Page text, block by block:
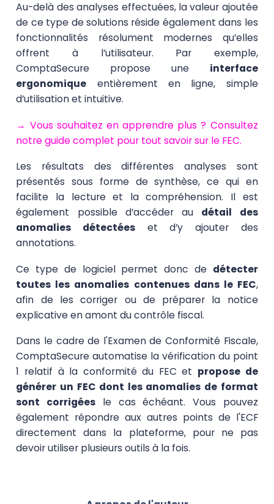
Au-delà des analyses effectuées, la valeur ajoutée
de ce type de solutions réside également dans les
fonctionnalités résolument modernes qu’elles
offrent à l’utilisateur. Par exemple,
ComptaSecure propose une
interface
ergonomique
entièrement en ligne, simple
d’utilisation et intuitive.
→ Vous souhaitez en apprendre plus ? Consultez
notre guide complet pour tout savoir sur le FEC.
Les résultats des différentes analyses sont
présentés sous forme de synthèse, ce qui en
facilite la lecture et la compréhension. Il est
également possible d’accéder au
détail des
anomalies détectées
et d’y ajouter des
annotations.
Ce type de logiciel permet donc de détecter
toutes les anomalies contenues dans le FEC,
afin de les corriger ou de préparer la notice
explicative en amont du contrôle fiscal.
Dans le cadre de l'Examen de Conformité Fiscale,
ComptaSecure automatise la vérification du point
1 relatif à la conformité du FEC et propose de
générer un FEC dont les anomalies de format
sont corrigées le cas échéant. Vous pouvez
également répondre aux autres points de l'ECF
directement dans la plateforme, pour ne pas
devoir utiliser plusieurs outils à la fois.